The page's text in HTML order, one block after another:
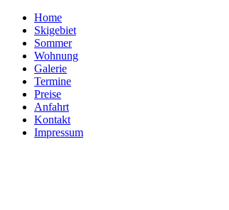
Home
Skigebiet
Sommer
Wohnung
Galerie
Termine
Preise
Anfahrt
Kontakt
Impressum